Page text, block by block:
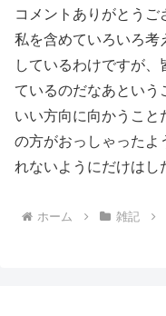
コメントありがとうご
私を含めていろいろ考
しているわけですが
ているのだなあという
いい方向に向かうこと
の方がおっしゃったよ
れないようにだけはし
ホーム 雑記